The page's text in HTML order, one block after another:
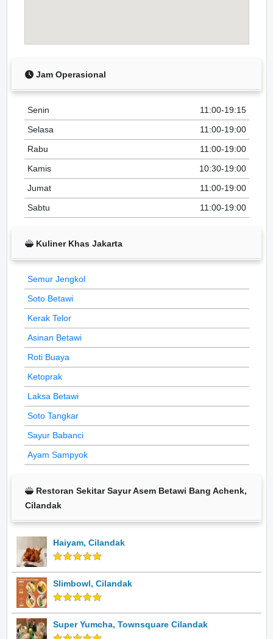
Jam Operasional
Senin
11:00-19:15
Selasa
11:00-19:00
Rabu
11:00-19:00
Kamis
10:30-19:00
Jumat
11:00-19:00
Sabtu
11:00-19:00
Kuliner Khas Jakarta
Semur Jengkol
Soto Betawi
Kerak Telor
Asinan Betawi
Roti Buaya
Ketoprak
Laksa Betawi
Soto Tangkar
Sayur Babanci
Ayam Sampyok
Restoran Sekitar Sayur Asem Betawi Bang Achenk,
Cilandak
Haiyam, Cilandak
Slimbowl, Cilandak
Super Yumcha, Townsquare Cilandak